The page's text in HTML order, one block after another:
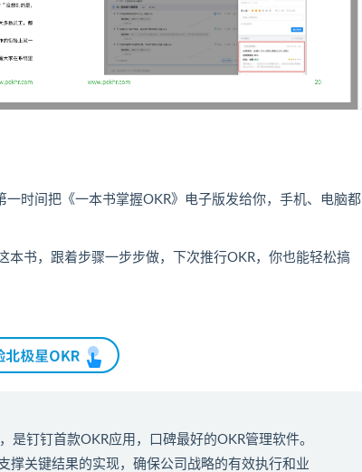
一时间把《一本书掌握OKR》电子版发给你，手机、电脑都
本书，跟着步骤一步步做，下次推行OKR，你也能轻松搞
是钉钉首款OKR应用 ，口碑最好的OKR管理软件。
撑关键结果的实现，确保公司战略的有效执行和业